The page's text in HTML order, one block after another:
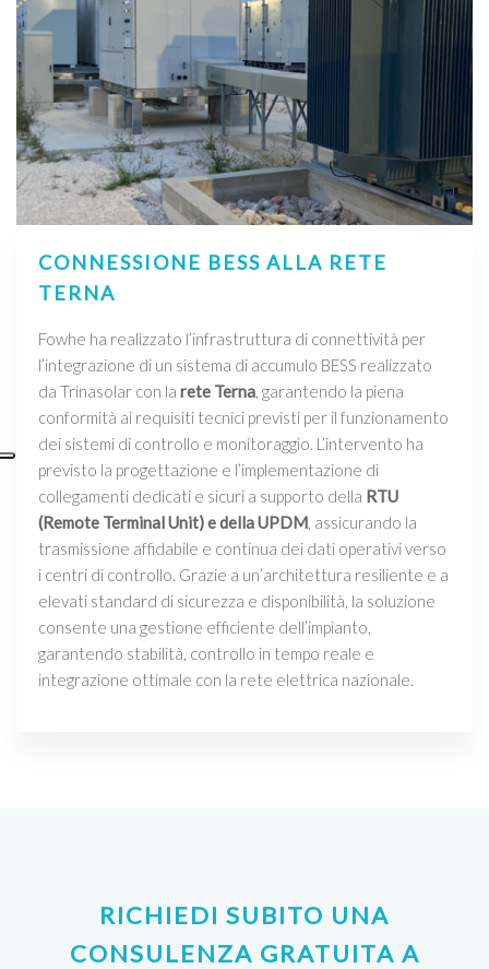
CONNESSIONE BESS ALLA RETE
TERNA
Fowhe ha realizzato l’infrastruttura di connettività per
l’integrazione di un sistema di accumulo BESS realizzato
da Trinasolar con la rete Terna, garantendo la piena
conformità ai requisiti tecnici previsti per il funzionamento
dei sistemi di controllo e monitoraggio. L’intervento ha
previsto la progettazione e l’implementazione di
collegamenti dedicati e sicuri a supporto della RTU
(Remote Terminal Unit) e della UPDM, assicurando la
trasmissione affidabile e continua dei dati operativi verso
i centri di controllo. Grazie a un’architettura resiliente e a
elevati standard di sicurezza e disponibilità, la soluzione
consente una gestione efficiente dell’impianto,
garantendo stabilità, controllo in tempo reale e
integrazione ottimale con la rete elettrica nazionale.
RICHIEDI SUBITO UNA
CONSULENZA GRATUITA A